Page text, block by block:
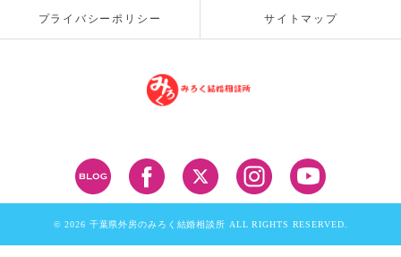
プライバシーポリシー サイトマップ
© 2026 千葉県外房のみろく結婚相談所 ALL RIGHTS RESERVED.